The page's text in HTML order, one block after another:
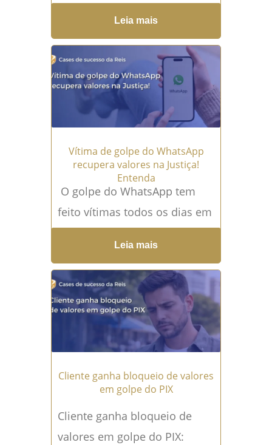
entenda o caso real O golpe
PIX tem destruído a
tranquilidade financeira de
milhares... Leia mais →
Leia mais
Vítima de golpe do WhatsApp
recupera valores na Justiça!
Entenda
O golpe do WhatsApp tem
feito vítimas todos os dias em
todo o Brasil. A sensação é
sempre a mesma: urgência,
pressão e,...Leia mais →
Leia mais
Cliente ganha bloqueio de valores
em golpe do PIX
Cliente ganha bloqueio de
valores em golpe do PIX: